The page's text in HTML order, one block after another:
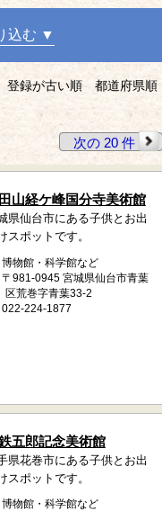
込む ▼
登録が古い順 都道府県順
次の 20 件
山経ケ峰国分寺美術館
県仙台市にある子供とお出
スポットです。
博物館・科学館など
〒981-0945 宮城県仙台市青葉
区荒巻字青葉33-2
022-224-1877
五郎記念美術館
県花巻市にある子供とお出
スポットです。
博物館・科学館など